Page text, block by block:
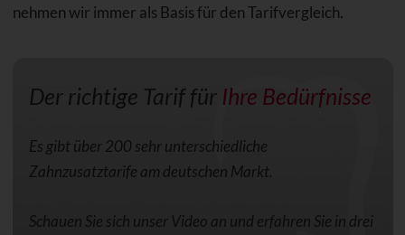
nehmen wir immer als Basis für den Tarifvergleich.
Der richtige Tarif für Ihre Bedürfnisse
Es gibt über 200 sehr unterschiedliche
Zahnzusatztarife am deutschen Markt.
Schauen Sie sich unser Video an und erfahren Sie in drei